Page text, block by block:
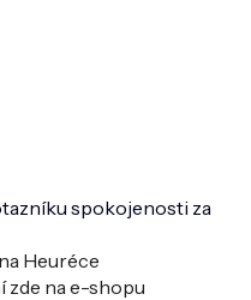
spokojenosti za
Heuréce
zde na e-shopu